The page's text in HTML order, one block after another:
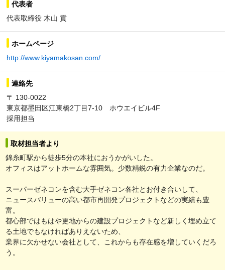
代表者
代表取締役 木山 貢
ホームページ
http://www.kiyamakosan.com/
連絡先
〒 130-0022
東京都墨田区江東橋2丁目7-10 ホウエイビル4F
採用担当
取材担当者より
錦糸町駅から徒歩5分の本社におうかがいした。
オフィスはアットホームな雰囲気。少数精鋭の有力企業なのだ。
スーパーゼネコンを含む大手ゼネコン各社とお付き合いして、
ニュースバリューの高い都市再開発プロジェクトなどの実績も豊
富。
都心部ではもはや更地からの建設プロジェクトなど新しく埋め立て
る土地でもなければありえないため、
業界に欠かせない会社として、これからも存在感を増していくだろ
う。